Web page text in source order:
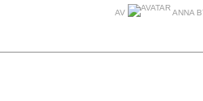
AV ANNA